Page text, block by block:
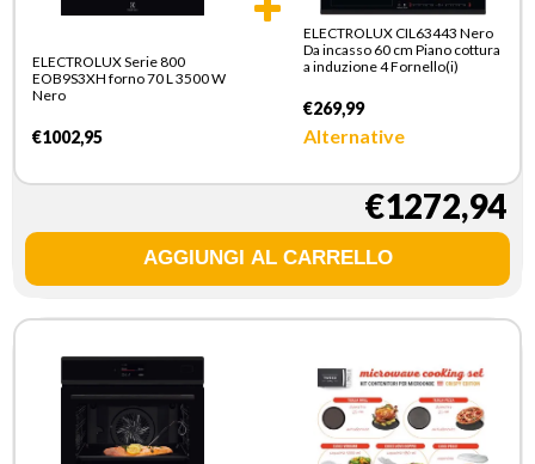
ELECTROLUX Serie 800
EOB9S3XH forno 70 L 3500 W
Nero
€1002,95
ELECTROLUX CIL63443 Nero
Da incasso 60 cm Piano cottura
a induzione 4 Fornello(i)
€269,99
Alternative
€1272,94